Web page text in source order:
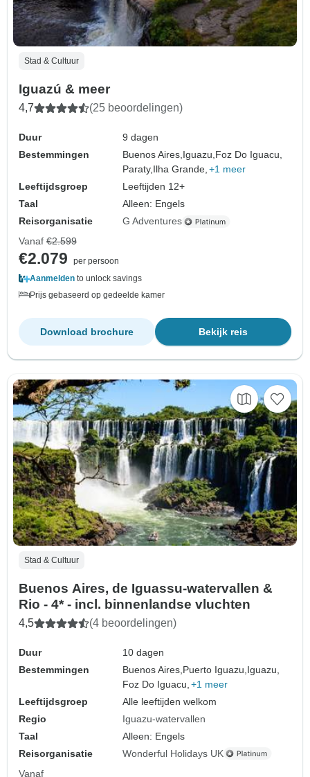
Stad & Cultuur
Iguazú & meer
4,7 (25 beoordelingen)
Duur
9 dagen
Bestemmingen
Buenos Aires,Iguazu,Foz Do Iguacu,
Paraty,Ilha Grande, +1 meer
Leeftijdsgroep
Leeftijden 12+
Taal
Alleen: Engels
Reisorganisatie
G Adventures
Vanaf €2.599
€2.079
per persoon
Aanmelden to unlock savings
Prijs gebaseerd op gedeelde kamer
Bekijk reis
Download brochure
Stad & Cultuur
Buenos Aires, de Iguassu-watervallen &
Rio - 4* - incl. binnenlandse vluchten
4,5 (4 beoordelingen)
Duur
10 dagen
Bestemmingen
Buenos Aires, Puerto Iguazu, Iguazu,
Foz Do Iguacu, +1 meer
Leeftijdsgroep
Alle leeftijden welkom
Regio
Iguazu-watervallen
Taal
Alleen: Engels
Reisorganisatie
Wonderful Holidays UK
Vanaf